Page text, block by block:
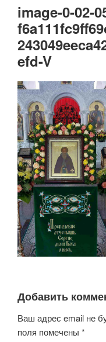
image-0-02-
efd-V
Добавить
Ваш адрес email не
поля помечены *